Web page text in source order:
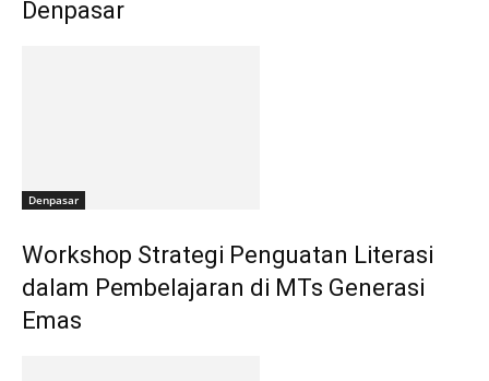
Denpasar
Denpasar
Workshop Strategi Penguatan Literasi
dalam Pembelajaran di MTs Generasi
Emas